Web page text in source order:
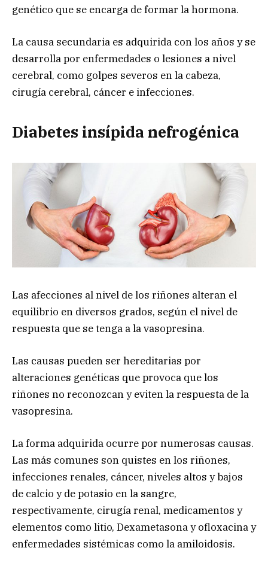
genético que se encarga de formar la hormona.
La causa secundaria es adquirida con los años y se
desarrolla por enfermedades o lesiones a nivel
cerebral, como golpes severos en la cabeza,
cirugía cerebral, cáncer e infecciones.
Diabetes insípida nefrogénica
Las afecciones al nivel de los riñones alteran el
equilibrio en diversos grados, según el nivel de
respuesta que se tenga a la vasopresina.
Las causas pueden ser hereditarias por
alteraciones genéticas que provoca que los
riñones no reconozcan y eviten la respuesta de la
vasopresina.
La forma adquirida ocurre por numerosas causas.
Las más comunes son quistes en los riñones,
infecciones renales, cáncer, niveles altos y bajos
de calcio y de potasio en la sangre,
respectivamente, cirugía renal, medicamentos y
elementos como litio, Dexametasona y ofloxacina y
enfermedades sistémicas como la amiloidosis.